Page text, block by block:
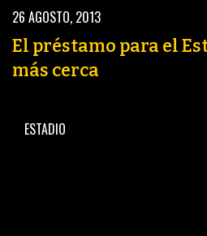
26 AGOSTO, 2013
El préstamo para el
más cerca
ESTADIO